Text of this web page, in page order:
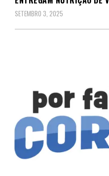
SETEMBRO 3, 2025